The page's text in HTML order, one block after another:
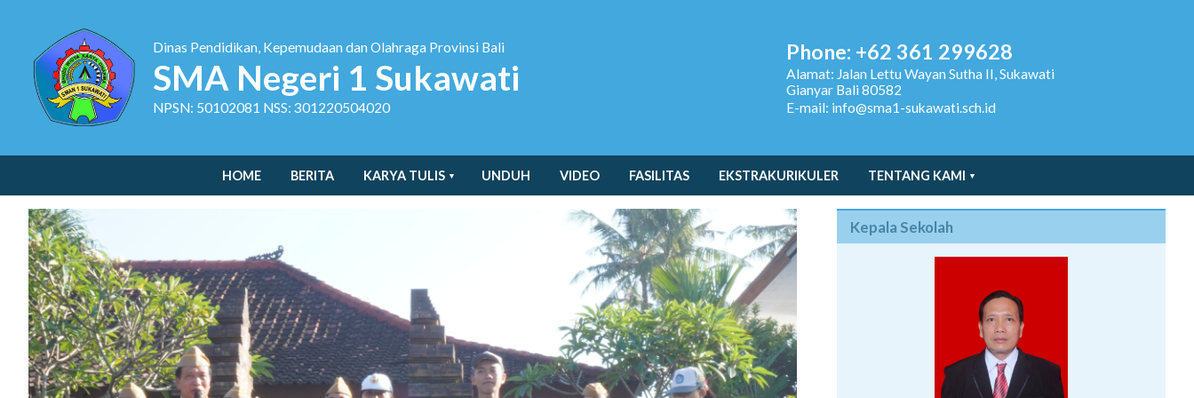
Dinas Pendidikan, Kepemudaan dan Olahraga Provinsi Bali
SMA Negeri 1 Sukawati
NPSN: 50102081 NSS: 301220504020
Phone: +62 361 299628
Alamat: Jalan Lettu Wayan Sutha II, Sukawati
Gianyar Bali 80582
E-mail: info@sma1-sukawati.sch.id
HOME BERITA KARYA TULIS UNDUH VIDEO FASILITAS EKSTRAKURIKULER TENTANG KAMI
Kepala Sekolah